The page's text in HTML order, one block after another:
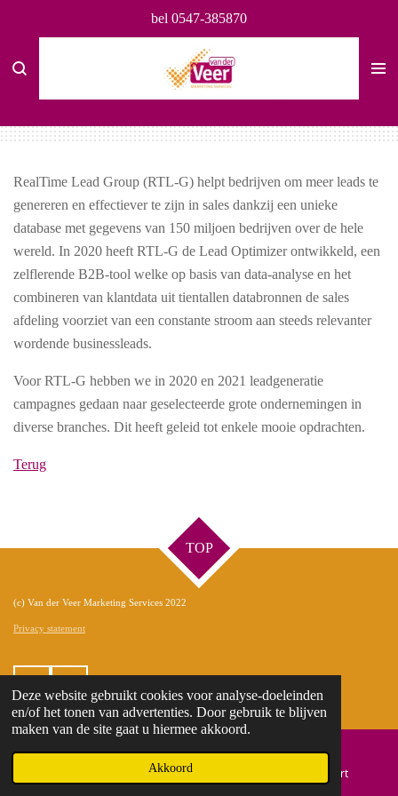
Deze website gebruikt cookies voor analyse-doeleinden
en/of het tonen van advertenties. Door gebruik te blijven
maken van de site gaat u hiermee akkoord.
Akkoord
direct
naar
bel 0547-385870
RealTime Lead Group (RTL-G) helpt bedrijven om meer leads te
genereren en effectiever te zijn in sales dankzij een unieke
database met gegevens van 150 miljoen bedrijven over de hele
wereld. In 2020 heeft RTL-G de Lead Optimizer ontwikkeld, een
zelflerende B2B-tool welke op basis van data-analyse en het
combineren van klantdata uit tientallen databronnen de sales
afdeling voorziet van een constante stroom aan steeds relevanter
wordende businessleads.
Voor RTL-G hebben we in 2020 en 2021 leadgeneratie
campagnes gedaan naar geselecteerde grote ondernemingen in
diverse branches. Dit heeft geleid tot enkele mooie opdrachten.
Terug
TOP
(c) Van der Veer Marketing Services 2022
Privacy statement
L
i
n
F
a
c
Telefoonnummer Kaart